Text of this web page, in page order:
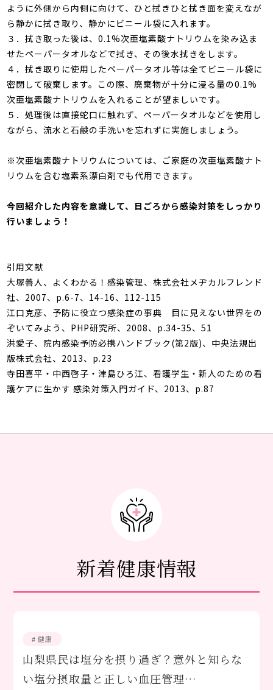
ように外側から内側に向けて、ひと拭きひと拭き面を変えなが
ら静かに拭き取り、静かにビニール袋に入れます。
３．拭き取った後は、0.1%次亜塩素酸ナトリウムを染み込ま
せたペーパータオルなどで拭き、その後水拭きをします。
４．拭き取りに使用したペーパータオル等は全てビニール袋に
密閉して破棄します。この際、廃棄物が十分に浸る量の0.1%
次亜塩素酸ナトリウムを入れることが望ましいです。
５．処理後は直接蛇口に触れず、ペーパータオルなどを使用し
ながら、流水と石鹸の手洗いを忘れずに実施しましょう。
※次亜塩素酸ナトリウムについては、ご家庭の次亜塩素酸ナト
リウムを含む塩素系漂白剤でも代用できます。
今回紹介した内容を意識して、日ごろから感染対策をしっかり
行いましょう！
引用文献
大塚善人、よくわかる！感染管理、株式会社メヂカルフレンド
社、2007、p.6-7、14-16、112-115
江口克彦、予防に役立つ感染症の事典 目に見えない世界をの
ぞいてみよう、PHP研究所、2008、p.34-35、51
洪愛子、院内感染予防必携ハンドブック(第2版)、中央法規出
版株式会社、2013、p.23
寺田喜平・中西啓子・津島ひろ江、看護学生・新人のための看
護ケアに生かす 感染対策入門ガイド、2013、p.87
新着健康情報
# 健康
山梨県民は塩分を摂り過ぎ？意外と知らな
い塩分摂取量と正しい血圧管理…